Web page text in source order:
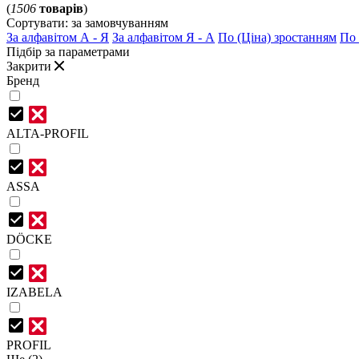
(1506 товарів)
Сортувати: за замовчуванням
За алфавітом А - Я За алфавітом Я - А По (Ціна) зростанням По
Підбір за параметрами
Закрити
Бренд
ALTA-PROFIL
ASSA
DÖCKE
IZABELA
PROFIL